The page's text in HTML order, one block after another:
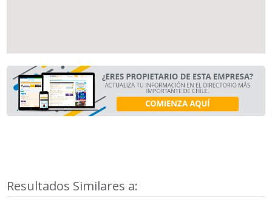
Resultados Similares a: